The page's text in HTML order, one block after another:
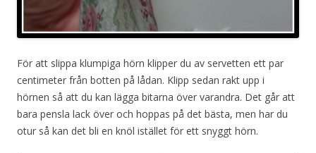
För att slippa klumpiga hörn klipper du av servetten ett par
centimeter från botten på lådan. Klipp sedan rakt upp i
hörnen så att du kan lägga bitarna över varandra. Det går att
bara pensla lack över och hoppas på det bästa, men har du
otur så kan det bli en knöl istället för ett snyggt hörn.